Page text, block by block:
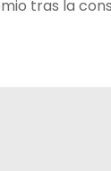
tras la